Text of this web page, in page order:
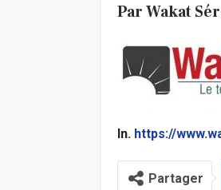
Par Wakat
In. https://
Partager